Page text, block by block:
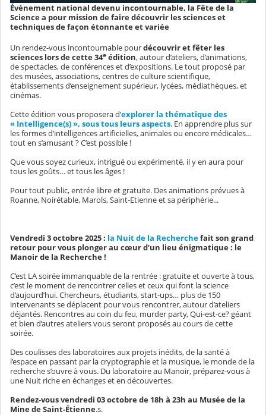
Évènement national devenu incontournable, la Fête de la
Science a pour mission de faire découvrir les sciences et
techniques de façon étonnante et variée
Un rendez-vous incontournable pourdécouvrir et fêter les
sciences lors de cette 34e édition, autour d’ateliers, d’animations,
de spectacles, de conférences et d’expositions. Le tout proposé par
des musées, associations, centres de culture scientifique,
établissements d’enseignement supérieur, lycées, médiathèques, et
cinémas.
Cette édition vous proposera d’explorer la thématique des
« Intelligence(s) », sous tous leurs aspects. En apprendre plus sur
les formes d’intelligences artificielles, animales ou encore médicales…
tout en s’amusant ? C’est possible !
Que vous soyez curieux, intrigué ou expérimenté, il y en aura pour
tous les goûts… et tous les âges !
Pour tout public, entrée libre et gratuite. Des animations prévues à
Roanne, Noirétable, Marols, Saint-Etienne et sa périphérie...
Vendredi 3 octobre 2025 : la Nuit de la Recherchefait son grand
retour pour vous plonger au cœur d’un lieu énigmatique : le
Manoir de la Recherche !
C’est LA soirée immanquable de la rentrée : gratuite et ouverte à tous,
c’est le moment de rencontrer celles et ceux qui font la science
d’aujourd’hui. Chercheurs, étudiants, start-ups… plus de 150
intervenants se déplacent pour vous rencontrer, autour d’ateliers
déjantés. Rencontres au coin du feu, murder party, Qui-est-ce? géant
et bien d’autres ateliers vous seront proposés au cours de cette
soirée.
Des coulisses des laboratoires aux projets inédits, de la santé à
l’espace en passant par la cryptographie et la musique, le monde de la
recherche s’ouvre à vous. Du laboratoire au Manoir, préparez-vous à
une Nuit riche en échanges et en découvertes.
Rendez-vousvendredi 03 octobre de 18h à 23h au Musée de la
Mine de Saint-Étienne.s.